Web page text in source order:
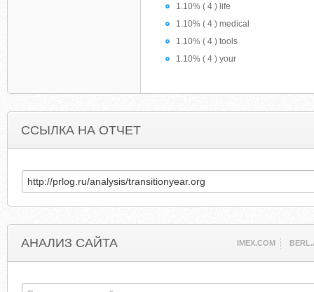
1.10% ( 4 ) life
1.10% ( 4 ) medical
1.10% ( 4 ) tools
1.10% ( 4 ) your
ССЫЛКА НА ОТЧЕТ
АНАЛИЗ САЙТА IMEX.COM